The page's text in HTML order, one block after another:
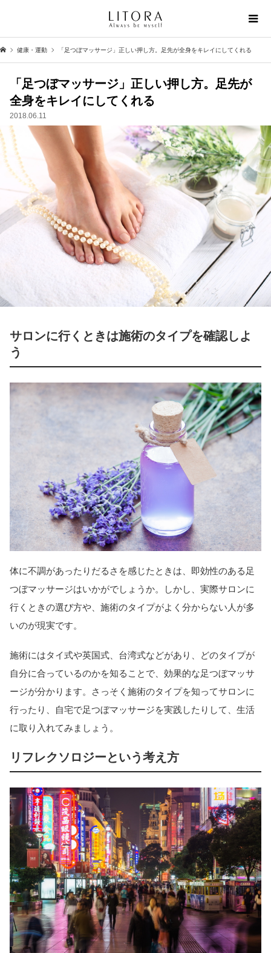
健康・運動 「足つぼマッサージ」正しい押し方。足先が全身をキレイにしてくれる
「足つぼマッサージ」正しい押し方。足先が
全身をキレイにしてくれる
2018.06.11
サロンに行くときは施術のタイプを確認しよ
う
体に不調があったりだるさを感じたときは、即効性のある足
つぼマッサージはいかがでしょうか。しかし、実際サロンに
行くときの選び方や、施術のタイプがよく分からない人が多
いのが現実です。
施術にはタイ式や英国式、台湾式などがあり、どのタイプが
自分に合っているのかを知ることで、効果的な足つぼマッサ
ージが分かります。さっそく施術のタイプを知ってサロンに
行ったり、自宅で足つぼマッサージを実践したりして、生活
に取り入れてみましょう。
リフレクソロジーという考え方